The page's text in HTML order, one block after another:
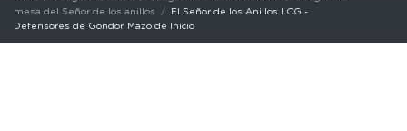
mesa del Señor de los anillos
El Señor de los Anillos LCG -
Defensores de Gondor. Mazo de Inicio